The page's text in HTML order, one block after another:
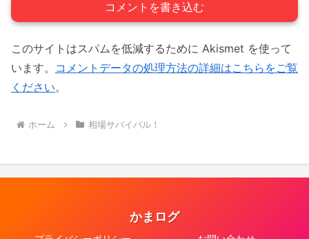
コメントを書き込む
このサイトはスパムを低減するために Akismet を使って
います。 コメントデータの処理方法の詳細はこちらをご覧
ください。
ホーム 相場サバイバル！
かまログ